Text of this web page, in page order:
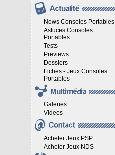
News Consoles Portables
Astuces Consoles
Portables
Tests
Previews
Dossiers
Fiches - Jeux Consoles
Portables
Galeries
Videos
Acheter Jeux PSP
Acheter Jeux NDS